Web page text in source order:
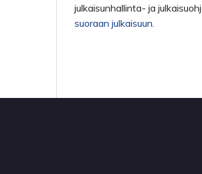
julkaisunhallinta- ja
suoraan julkaisuun.